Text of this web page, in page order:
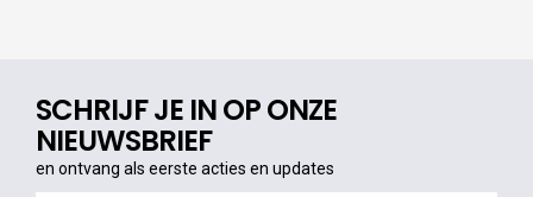
SCHRIJF JE IN OP ONZE
NIEUWSBRIEF
en ontvang als eerste acties en updates